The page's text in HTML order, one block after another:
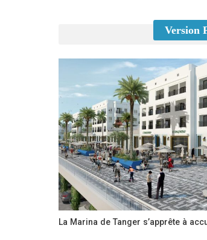
La Marina de Tanger s’apprête à